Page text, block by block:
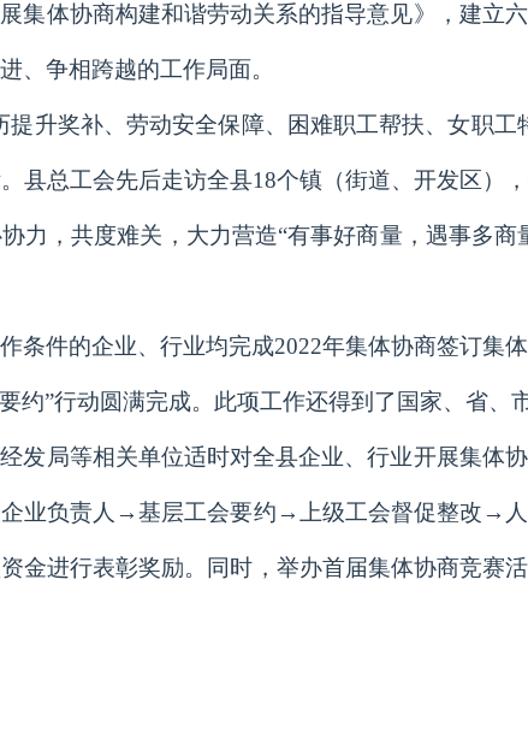
集体协商构建和谐劳动关系的指导意见》，建立
、争相跨越的工作局面。
升奖补、劳动安全保障、困难职工帮扶、女职
县总工会先后走访全县18个镇（街道、开发区）
力，共度难关，大力营造“有事好商量，遇事多
条件的企业、行业均完成2022年集体协商签订集
约”行动圆满完成。此项工作还得到了国家、省、
发局等相关单位适时对全县企业、行业开展集体
业负责人→基层工会要约→上级工会督促整改→
金进行表彰奖励。同时，举办首届集体协商竞赛